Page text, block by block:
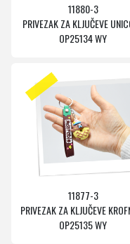
11880-3
PRIVEZAK ZA KLJUČEVE
OP25134 WY
11877-3
PRIVEZAK ZA KLJUČEVE
OP25135 WY